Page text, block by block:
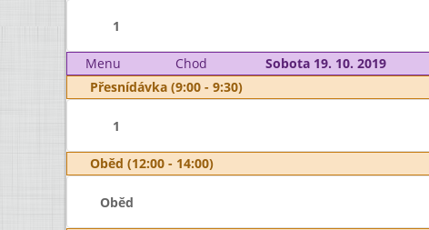
1
Menu Chod
Sobota 19. 10. 2019
Přesnídávka (9:00 - 9:30)
1
Oběd (12:00 - 14:00)
Oběd